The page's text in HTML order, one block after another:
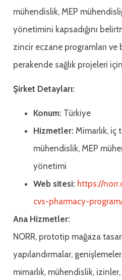
mühendislik, MEP
yönetimini kapsadığını
zincir eczane programları ve
perakende sağlık projeleri
Şirket Detayları:
Konum: Türkiye
Hizmetler: Mimarlık, iç
mühendislik, MEP
yönetimi
Web sitesi: https://
cvs-pharmacy-
Ana Hizmetler:
NORR, prototip mağaza
yapılandırmalar,
mimarlık, mühendislik,